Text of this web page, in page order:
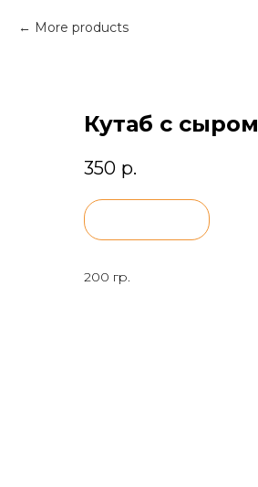
More products
Кутаб с сыром
350 р.
200 гр.